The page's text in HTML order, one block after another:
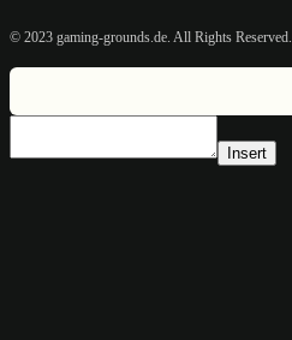
© 2023 gaming-grounds.de. All Rights Reserved.
Insert